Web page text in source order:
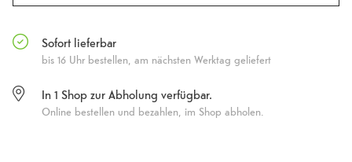
Sofort lieferbar
bis 16 Uhr bestellen, am nächsten Werktag geliefert
In 1 Shop zur Abholung verfügbar.
Online bestellen und bezahlen, im Shop abholen.